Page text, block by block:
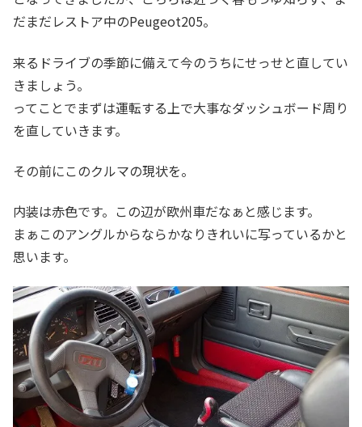
だまだレストア中のPeugeot205。
来るドライブの季節に備えて今のうちにせっせと直してい
きましょう。
ってことでまずは運転する上で大事なダッシュボード周り
を直していきます。
その前にこのクルマの現状を。
内装は赤色です。この辺が欧州車だなぁと感じます。
まぁこのアングルからならかなりきれいに写っているかと
思います。